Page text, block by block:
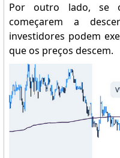
Por outro lado, se
começarem a
investidores podem
que os preços descem.